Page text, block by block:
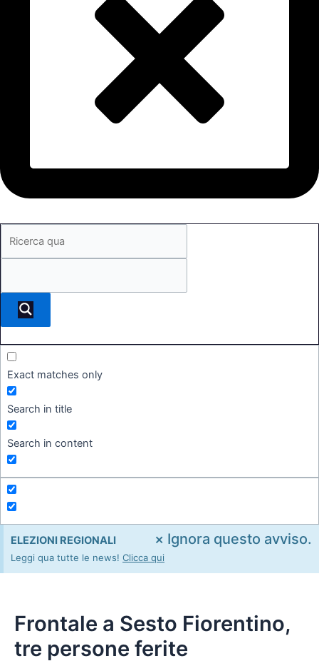
Exact matches only
Search in title
Search in content
ELEZIONI REGIONALI
Leggi qua tutte le news! Clicca qui
× Ignora questo avviso.
Frontale a Sesto Fiorentino,
tre persone ferite